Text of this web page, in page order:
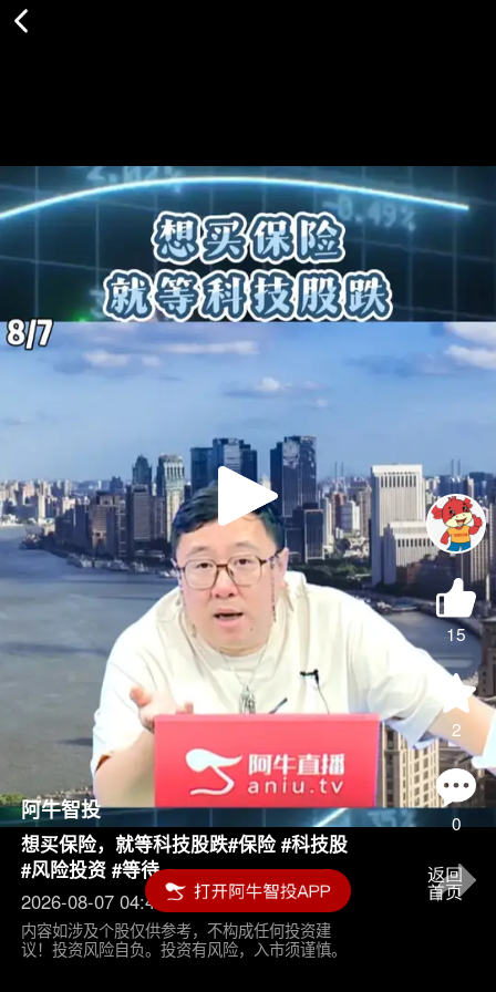
Play
Video
15
2
0
阿牛智投
想买保险，就等科技股跌#保险 #科技股
#风险投资 #等待
2026-08-07 04:45
内容如涉及个股仅供参考，不构成任何投资建
议！投资风险自负。投资有风险，入市须谨慎。